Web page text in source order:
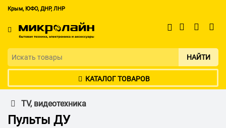
Крым, ЮФО, ДНР, ЛНР
НАЙТИ
КАТАЛОГ ТОВАРОВ
TV, видеотехника
Пульты ДУ